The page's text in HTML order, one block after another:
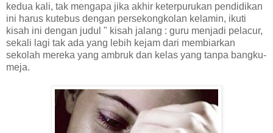
kedua kali, tak mengapa jika akhir keterpurukan pendidikan
ini harus kutebus dengan persekongkolan kelamin, ikuti
kisah ini dengan judul " kisah jalang : guru menjadi pelacur,
sekali lagi tak ada yang lebih kejam dari membiarkan
sekolah mereka yang ambruk dan kelas yang tanpa bangku-
meja.